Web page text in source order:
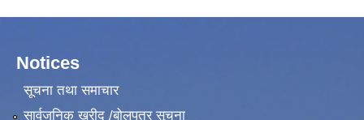
Notices
सूचना तथा समाचार
सार्वजनिक खरीद /बोलपत्र सूचना